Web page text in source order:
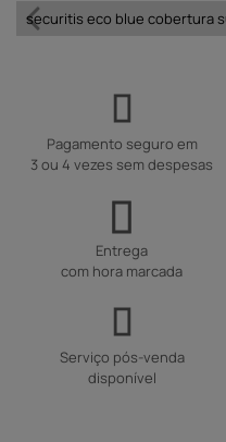
securitis eco blue cobertura
Pagamento seguro em
3 ou 4 vezes sem despesas
Entrega
com hora marcada
Serviço pós-venda
disponível